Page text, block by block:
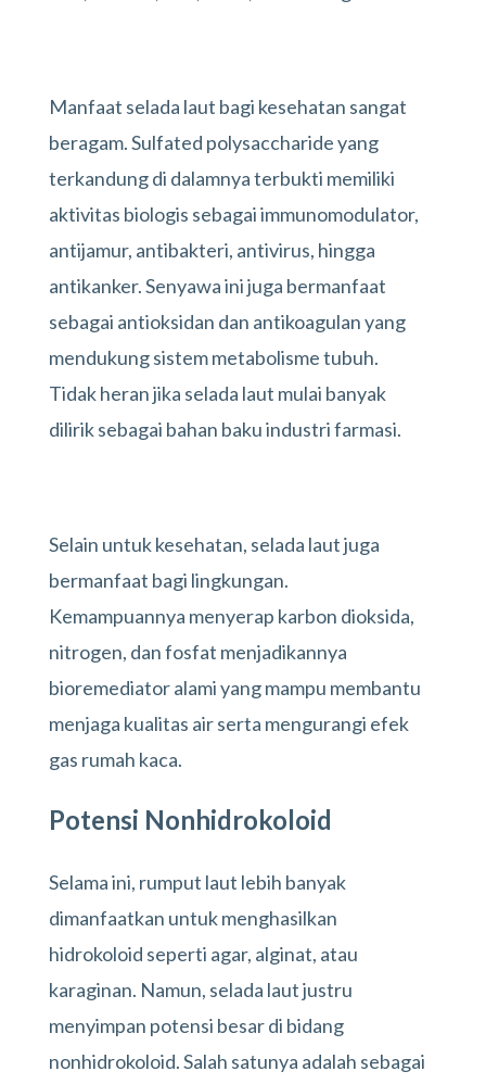
Manfaat selada laut bagi kesehatan sangat
beragam. Sulfated polysaccharide yang
terkandung di dalamnya terbukti memiliki
aktivitas biologis sebagai immunomodulator,
antijamur, antibakteri, antivirus, hingga
antikanker. Senyawa ini juga bermanfaat
sebagai antioksidan dan antikoagulan yang
mendukung sistem metabolisme tubuh.
Tidak heran jika selada laut mulai banyak
dilirik sebagai bahan baku industri farmasi.
Selain untuk kesehatan, selada laut juga
bermanfaat bagi lingkungan.
Kemampuannya menyerap karbon dioksida,
nitrogen, dan fosfat menjadikannya
bioremediator alami yang mampu membantu
menjaga kualitas air serta mengurangi efek
gas rumah kaca.
Potensi Nonhidrokoloid
Selama ini, rumput laut lebih banyak
dimanfaatkan untuk menghasilkan
hidrokoloid seperti agar, alginat, atau
karaginan. Namun, selada laut justru
menyimpan potensi besar di bidang
nonhidrokoloid. Salah satunya adalah sebagai